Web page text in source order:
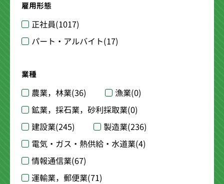
雇用形態
正社員(1017)
パート・アルバイト(17)
業種
農業，林業(36) 漁業(0)
鉱業，採石業，砂利採取業(0)
建設業(245) 製造業(236)
電気・ガス・熱供給・水道業(4)
情報通信業(67)
運輸業，郵便業(71)